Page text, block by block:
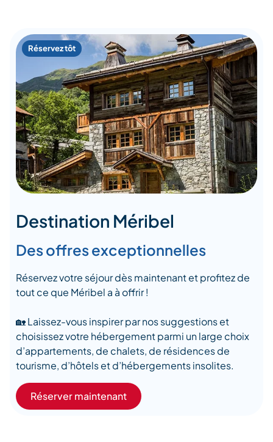
Réservez tôt
Destination Méribel
Des offres exceptionnelles
Réservez votre séjour dès maintenant et profitez de
tout ce que Méribel a à offrir !
🏡 Laissez-vous inspirer par nos suggestions et
choisissez votre hébergement parmi un large choix
d’appartements, de chalets, de résidences de
tourisme, d’hôtels et d’hébergements insolites.
Réserver maintenant